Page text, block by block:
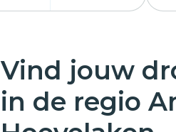
Vind jouw
in de regio